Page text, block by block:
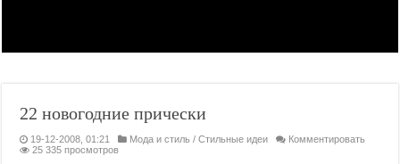
22 новогодние прически
19-12-2008, 01:21 Мода и стиль /Стильные идеи
Комментировать
25 335 просмотров